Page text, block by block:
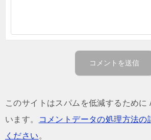
このサイトはスパムを低減するために
います。
コメントデータの処理方法の
ください 。